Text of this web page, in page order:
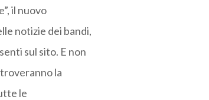
il nuovo
notizie dei bandi,
sul sito. E non
la
le